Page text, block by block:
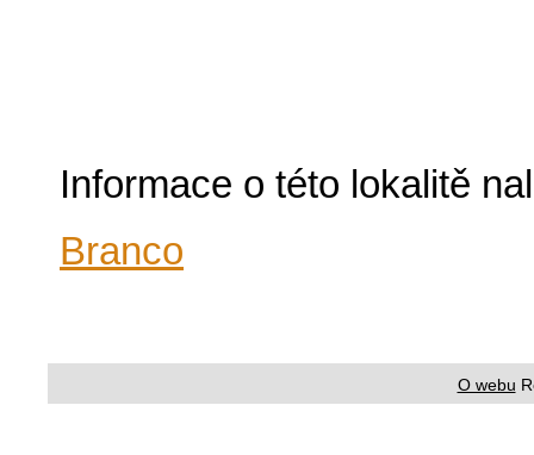
Informace o této lokalitě
Branco
O webu